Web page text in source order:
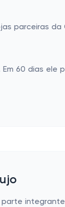
parceiras
60 dias